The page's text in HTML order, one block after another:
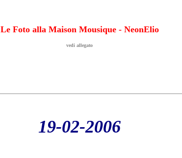
Le Foto alla Maison Mousique - NeonElio
vedi allegato
19-02-2006